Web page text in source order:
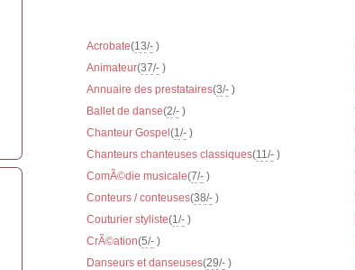
Acrobate(13/- )
Animateur(37/- )
Annuaire des prestataires(3/- )
Ballet de danse(2/- )
Chanteur Gospel (1/- )
Chanteurs chanteuses classiques(11/- )
ComÃ©die musicale(7/- )
Conteurs / conteuses(38/- )
Couturier styliste(1/- )
CrÃ©ation(5/- )
Danseurs et danseuses(29/- )